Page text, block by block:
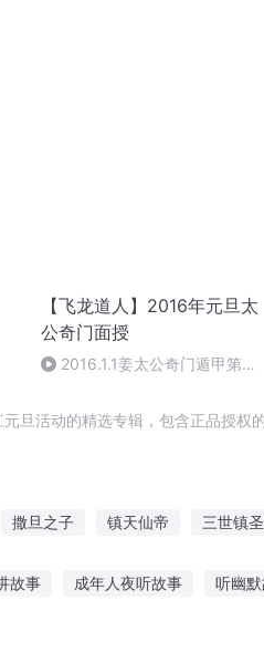
【飞龙道人】2016年元旦太
公奇门面授
2016.1.1姜太公奇门遁甲第一
旦活动的精选专辑，包含正品授权
撒旦之子 镇天仙帝 三世镇
故事 成年人夜听故事 听幽